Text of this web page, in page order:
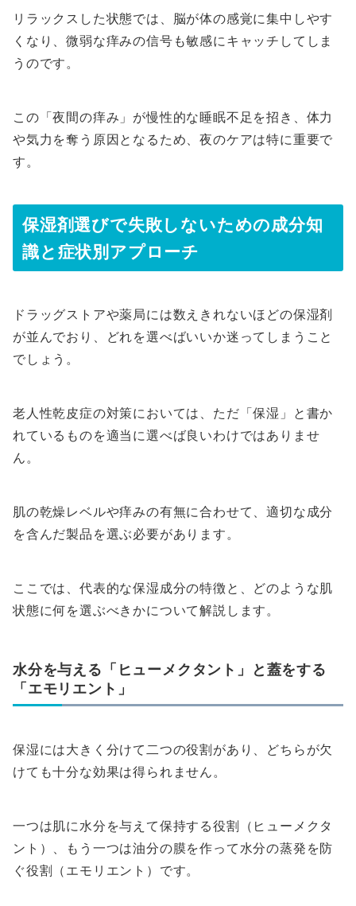
リラックスした状態では、脳が体の感覚に集中しやす
くなり、微弱な痒みの信号も敏感にキャッチしてしま
うのです。
この「夜間の痒み」が慢性的な睡眠不足を招き、体力
や気力を奪う原因となるため、夜のケアは特に重要で
す。
保湿剤選びで失敗しないための成分知
識と症状別アプローチ
ドラッグストアや薬局には数えきれないほどの保湿剤
が並んでおり、どれを選べばいいか迷ってしまうこと
でしょう。
老人性乾皮症の対策においては、ただ「保湿」と書か
れているものを適当に選べば良いわけではありませ
ん。
肌の乾燥レベルや痒みの有無に合わせて、適切な成分
を含んだ製品を選ぶ必要があります。
ここでは、代表的な保湿成分の特徴と、どのような肌
状態に何を選ぶべきかについて解説します。
水分を与える「ヒューメクタント」と蓋をする
「エモリエント」
保湿には大きく分けて二つの役割があり、どちらが欠
けても十分な効果は得られません。
一つは肌に水分を与えて保持する役割（ヒューメクタ
ント）、もう一つは油分の膜を作って水分の蒸発を防
ぐ役割（エモリエント）です。